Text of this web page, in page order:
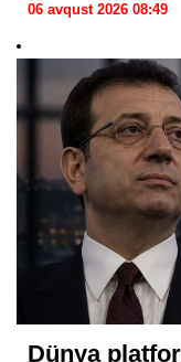
06 avqust 2026 08:49
Dünya